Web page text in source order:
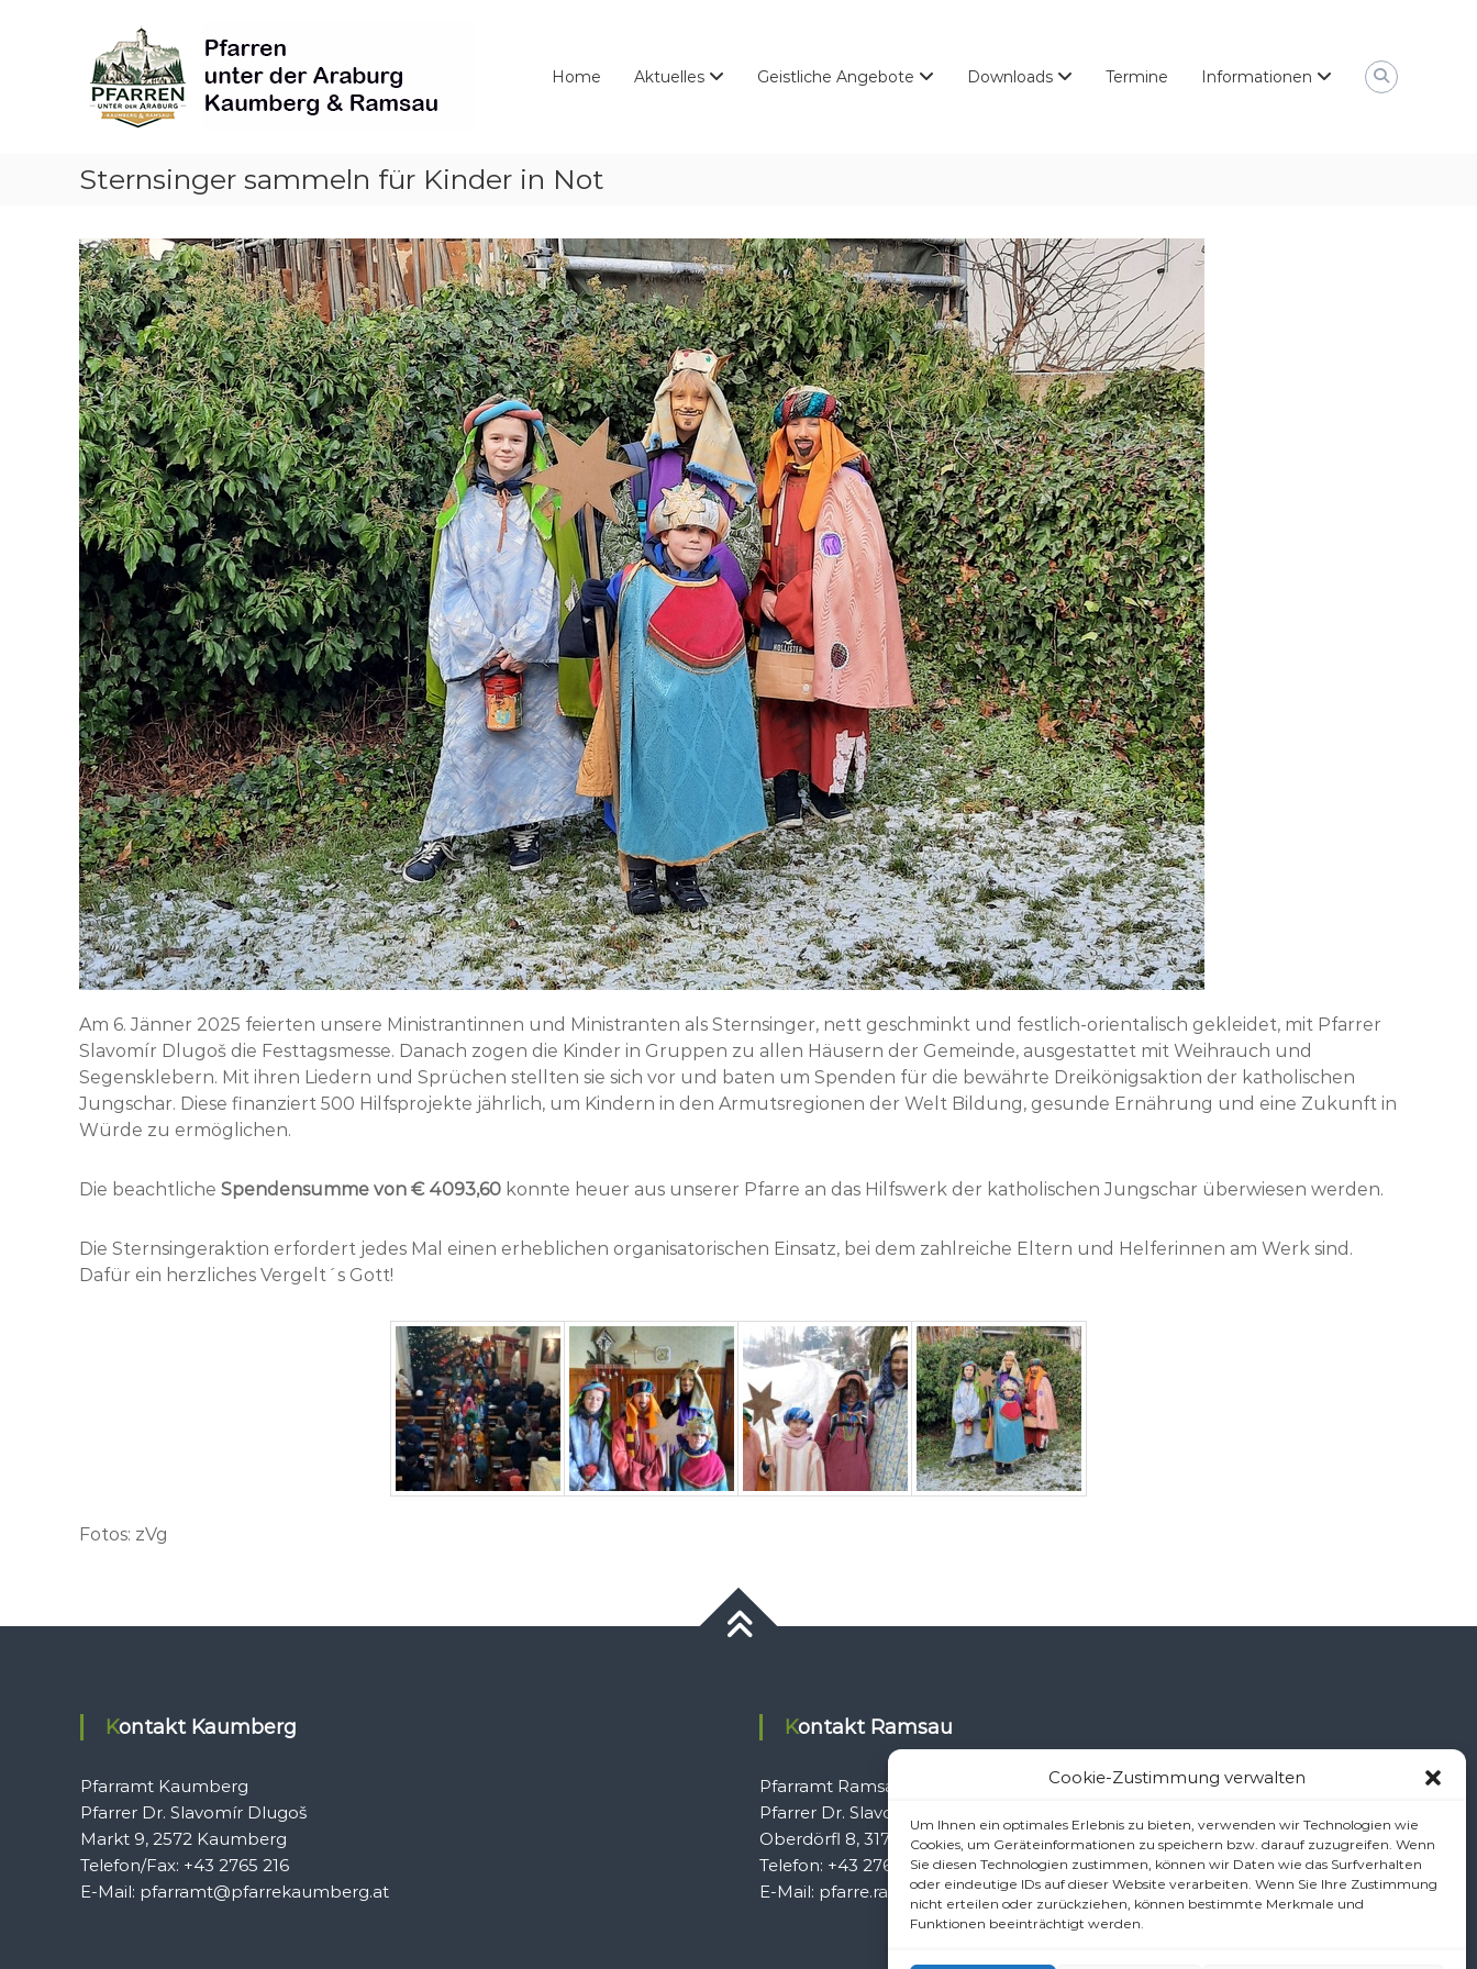
Cookie-Zustimmung verwalten
Um Ihnen ein optimales Erlebnis zu bieten, verwenden wir Technologien wie
Cookies, um Geräteinformationen zu speichern bzw. darauf zuzugreifen. Wenn
Sie diesen Technologien zustimmen, können wir Daten wie das Surfverhalten
oder eindeutige IDs auf dieser Website verarbeiten. Wenn Sie Ihre Zustimmung
nicht erteilen oder zurückziehen, können bestimmte Merkmale und
Funktionen beeinträchtigt werden.
Pfarren
unter
derAraburg
in
Kaumberg
Home Aktuelles Geistliche Angebote Downloads Termine Informationen
Sternsinger sammeln für Kinder in Not
Am 6. Jänner 2025 feierten unsere Ministrantinnen und Ministranten als Sternsinger, nett geschminkt und festlich-orientalisch gekleidet, mit Pfarrer
Slavomír Dlugoš die Festtagsmesse. Danach zogen die Kinder in Gruppen zu allen Häusern der Gemeinde, ausgestattet mit Weihrauch und
Segensklebern. Mit ihren Liedern und Sprüchen stellten sie sich vor und baten um Spenden für die bewährte Dreikönigsaktion der katholischen
Jungschar. Diese finanziert 500 Hilfsprojekte jährlich, um Kindern in den Armutsregionen der Welt Bildung, gesunde Ernährung und eine Zukunft in
Würde zu ermöglichen.
Die beachtliche Spendensumme von € 4093,60 konnte heuer aus unserer Pfarre an das Hilfswerk der katholischen Jungschar überwiesen werden.
Die Sternsingeraktion erfordert jedes Mal einen erheblichen organisatorischen Einsatz, bei dem zahlreiche Eltern und Helferinnen am Werk sind.
Dafür ein herzliches Vergelt´s Gott!
Fotos: zVg
Kontakt Kaumberg
Pfarramt Kaumberg
Pfarrer Dr. Slavomír Dlugoš
Markt 9, 2572 Kaumberg
Telefon/Fax: +43 2765 216
E-Mail: pfarramt@pfarrekaumberg.at
Kontakt Ramsau
Pfarramt Ramsau
Pfarrer Dr. Slavomír Dlugoš
Oberdörfl 8, 3172 Ramsau
Telefon: +43 2764 8240
E-Mail: pfarre.ramsau@gmx.at